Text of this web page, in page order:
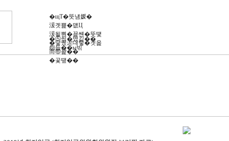
�щТ�뚯냼媛�
湲곗뾽�먮Ц
湲됱뿬�꾩썐�뚯떛
�닿퀬泥대텋�곗옱
而⑥꽕��
�곷떞��
�⑤씪�몄긽��
怨듭��ы빆